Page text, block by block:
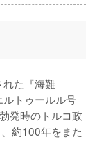
た『海難
トゥールル号
発時のトルコ政
約100年をまた